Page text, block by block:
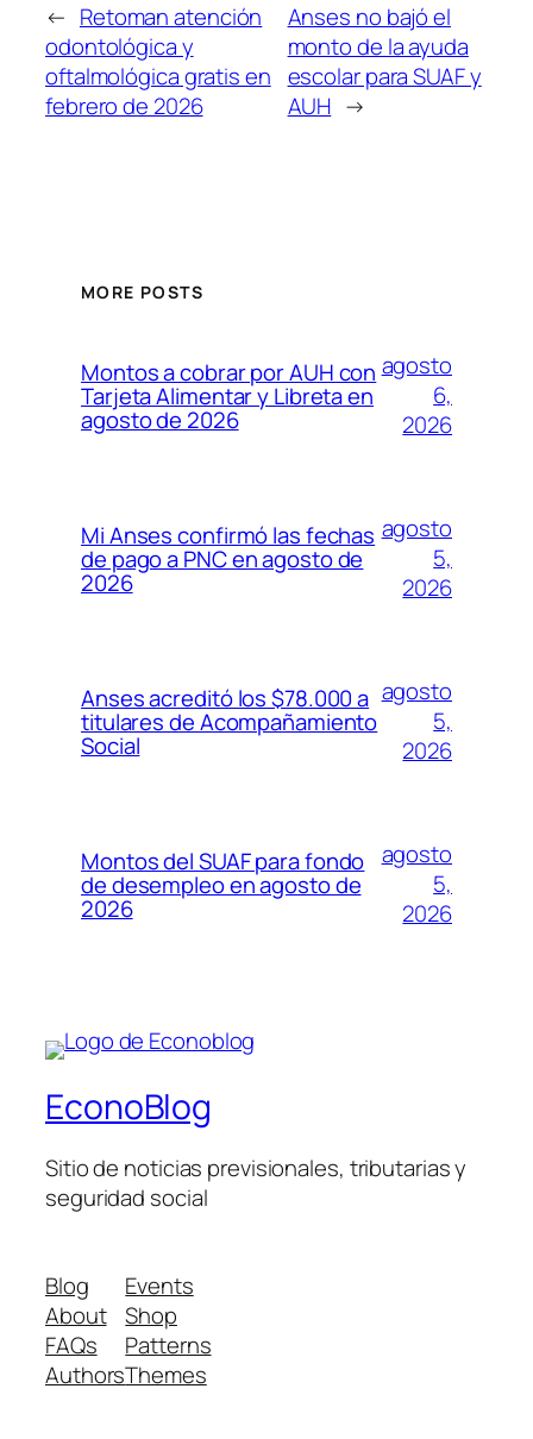
← Retoman atención
odontológica y
oftalmológica gratis en
febrero de 2026
Anses no bajó el
monto de la ayuda
escolar para SUAF y
AUH →
MORE POSTS
Montos a cobrar por AUH con
Tarjeta Alimentar y Libreta en
agosto de 2026
agosto
6,
2026
Mi Anses confirmó las fechas
de pago a PNC en agosto de
2026
agosto
5,
2026
Anses acreditó los $78.000 a
titulares de Acompañamiento
Social
agosto
5,
2026
Montos del SUAF para fondo
de desempleo en agosto de
2026
agosto
5,
2026
EconoBlog
Sitio de noticias previsionales, tributarias y
seguridad social
Blog
About
FAQs
Authors
Events
Shop
Patterns
Themes